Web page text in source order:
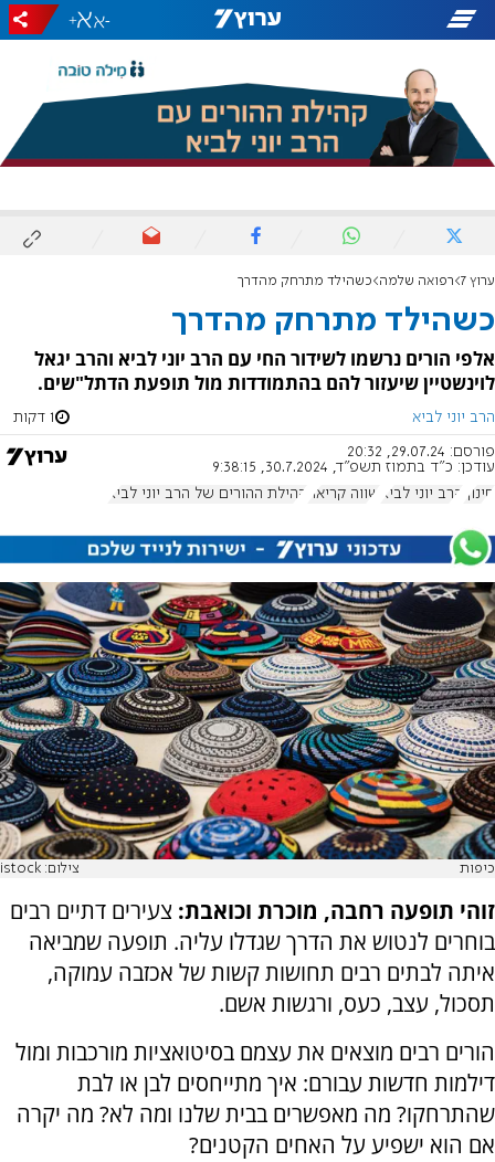
-
+
ערוץ 7 רפואה שלמה כשהילד מתרחק מהדרך
כשהילד מתרחק מהדרך
אלפי הורים נרשמו לשידור החי עם הרב יוני לביא והרב יגאל
לוינשטיין שיעזור להם בהתמודדות מול תופעת הדתל"שים.
הרב יוני לביא 1 דקות
פורסם: 29.07.24, 20:32
עודכן: כ"ד בתמוז תשפ"ד, 30.7.2024, 9:38:15
חינוך הרב יוני לביא שווה קריאה קהילת ההורים של הרב יוני לביא
כיפות צילום: istock
זוהי תופעה רחבה, מוכרת וכואבת: צעירים דתיים רבים
בוחרים לנטוש את הדרך שגדלו עליה. תופעה שמביאה
איתה לבתים רבים תחושות קשות של אכזבה עמוקה,
תסכול, עצב, כעס, ורגשות אשם.
הורים רבים מוצאים את עצמם בסיטואציות מורכבות ומול
דילמות חדשות עבורם: איך מתייחסים לבן או לבת
שהתרחקו? מה מאפשרים בבית שלנו ומה לא? מה יקרה
אם הוא ישפיע על האחים הקטנים?